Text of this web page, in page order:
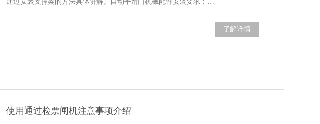
通过安装支撑梁的方法具体讲解。自动平滑门机械配件安装要求：…
了解详情
使用通过检票闸机注意事项介绍